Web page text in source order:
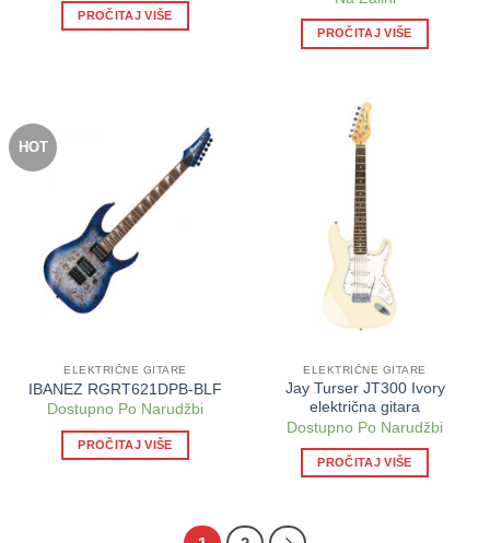
PROČITAJ VIŠE
PROČITAJ VIŠE
HOT
ELEKTRIČNE GITARE
IBANEZ RGRT621DPB-BLF
Dostupno Po Narudžbi
PROČITAJ VIŠE
ELEKTRIČNE GITARE
Jay Turser JT300 Ivory
električna gitara
Dostupno Po Narudžbi
PROČITAJ VIŠE